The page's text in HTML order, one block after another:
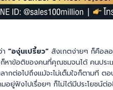
“องุ่นเปรี้ยว” สังเกตง่ายๆ ก็คือล
าข้อติของคนที่คุณชมจนได้ คนประ
กต่อไปถึงแม้จะไม่เต็มใจก็ตามที
ถมอยู่ฟังไปเรื่อยๆ ก็ไม่ได้มีประโยชน์